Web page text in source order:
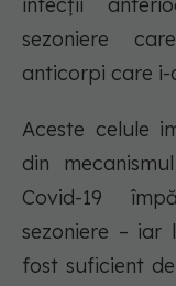
infecții
sezoniere
anticorpi care i-
Aceste celule
din
Covid-19
sezoniere – iar
fost suficient